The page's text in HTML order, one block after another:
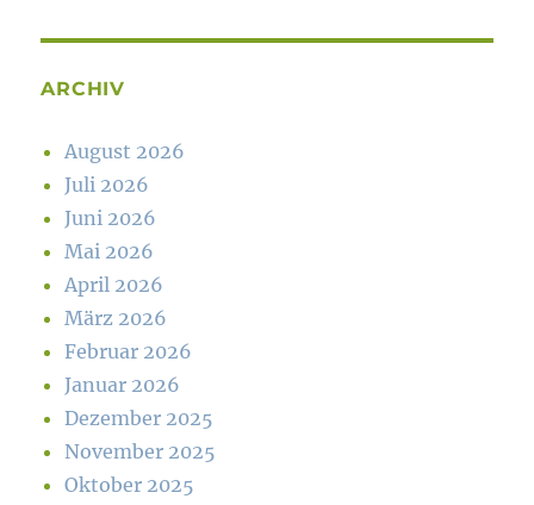
ARCHIV
August 2026
Juli 2026
Juni 2026
Mai 2026
April 2026
März 2026
Februar 2026
Januar 2026
Dezember 2025
November 2025
Oktober 2025